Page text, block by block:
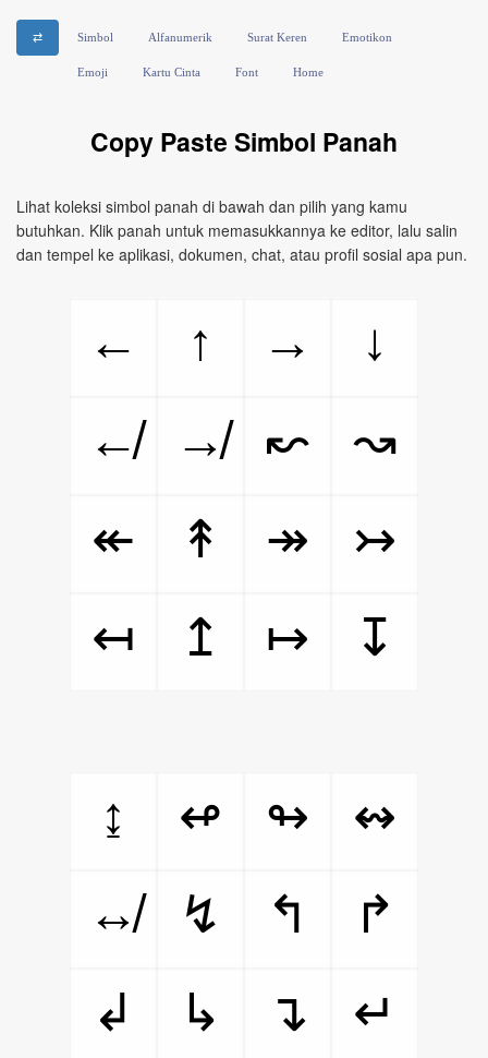
⇄ Simbol Alfanumerik Surat Keren Emotikon
Emoji Kartu Cinta Font Home
Copy Paste Simbol Panah
Lihat koleksi simbol panah di bawah dan pilih yang kamu
butuhkan. Klik panah untuk memasukkannya ke editor, lalu salin
dan tempel ke aplikasi, dokumen, chat, atau profil sosial apa pun.
← ↑ →
↓
↚
↛ ↜
↝
↞
↟ ↠
↣
↤
↥ ↦ ↧
↨ ↫ ↬
↭
↮
↯ ↰
↱
↲
↳ ↴
↵